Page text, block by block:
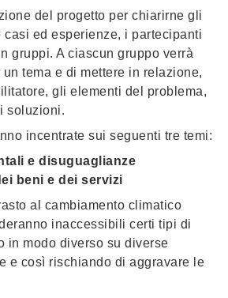
del progetto per chiarirne gli
ed esperienze, i partecipanti
gruppi. A ciascun gruppo verrà
tema e di mettere in relazione,
gli elementi del problema,
soluzioni.
incentrate sui seguenti tre temi:
e disuguaglianze
beni e dei servizi
al cambiamento climatico
inaccessibili certi tipi di
in modo diverso su diverse
e così rischiando di aggravare le